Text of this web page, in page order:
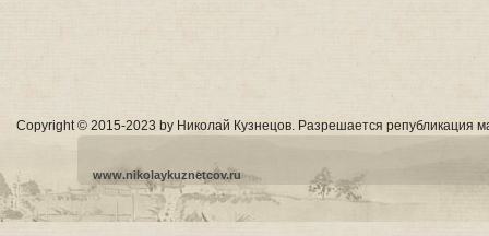
Copyright © 2015-2023 by Николай Кузнецов. Разрешается републикация
www.nikolaykuznetcov.ru